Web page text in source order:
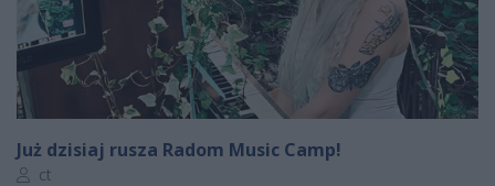
Już dzisiaj rusza Radom Music Camp!
Autor artykułu:
ct